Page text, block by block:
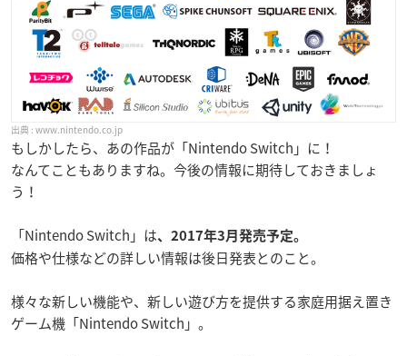
www.nintendo.co.jp
もしかしたら、あの作品が「Nintendo Switch」に！
なんてこともありますね。今後の情報に期待しておきましょ
う！
「Nintendo Switch」は、2017年3月発売予定。
価格や仕様などの詳しい情報は後日発表とのこと。
様々な新しい機能や、新しい遊び方を提供する家庭用据え置き
ゲーム機「Nintendo Switch」。